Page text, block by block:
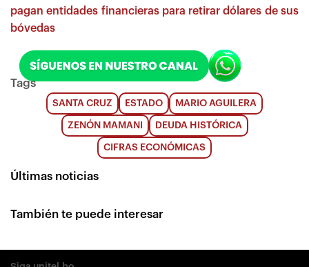
pagan entidades financieras para retirar dólares de sus
bóvedas
Tags
SANTA CRUZ ESTADO MARIO AGUILERA
ZENÓN MAMANI DEUDA HISTÓRICA
CIFRAS ECONÓMICAS
Últimas noticias
También te puede interesar